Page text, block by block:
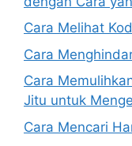
Cara Melihat
Cara
Cara
Jitu untuk
Cara Mencari